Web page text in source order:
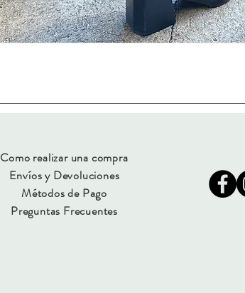
Como realizar una compra
Envíos y Devoluciones
Métodos de Pago
Preguntas Frecuentes